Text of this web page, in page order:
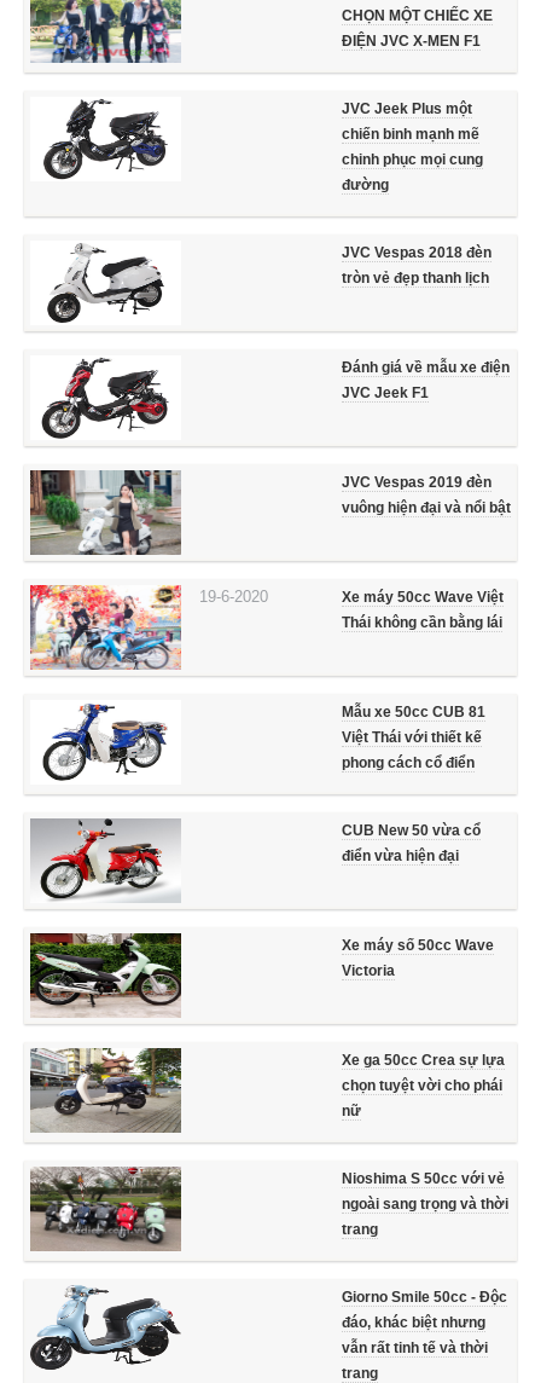
CHỌN MỘT CHIẾC XE
ĐIỆN JVC X-MEN F1
JVC Jeek Plus một
chiến binh mạnh mẽ
chinh phục mọi cung
đường
JVC Vespas 2018 đèn
tròn vẻ đẹp thanh lịch
Đánh giá về mẫu xe điện
JVC Jeek F1
JVC Vespas 2019 đèn
vuông hiện đại và nổi bật
Xe máy 50cc Wave Việt
Thái không cần bằng lái
19-6-2020
Mẫu xe 50cc CUB 81
Việt Thái với thiết kế
phong cách cổ điển
CUB New 50 vừa cổ
điển vừa hiện đại
Xe máy số 50cc Wave
Victoria
Xe ga 50cc Crea sự lựa
chọn tuyệt vời cho phái
nữ
Nioshima S 50cc với vẻ
ngoài sang trọng và thời
trang
Giorno Smile 50cc - Độc
đáo, khác biệt nhưng
vẫn rất tinh tế và thời
trang